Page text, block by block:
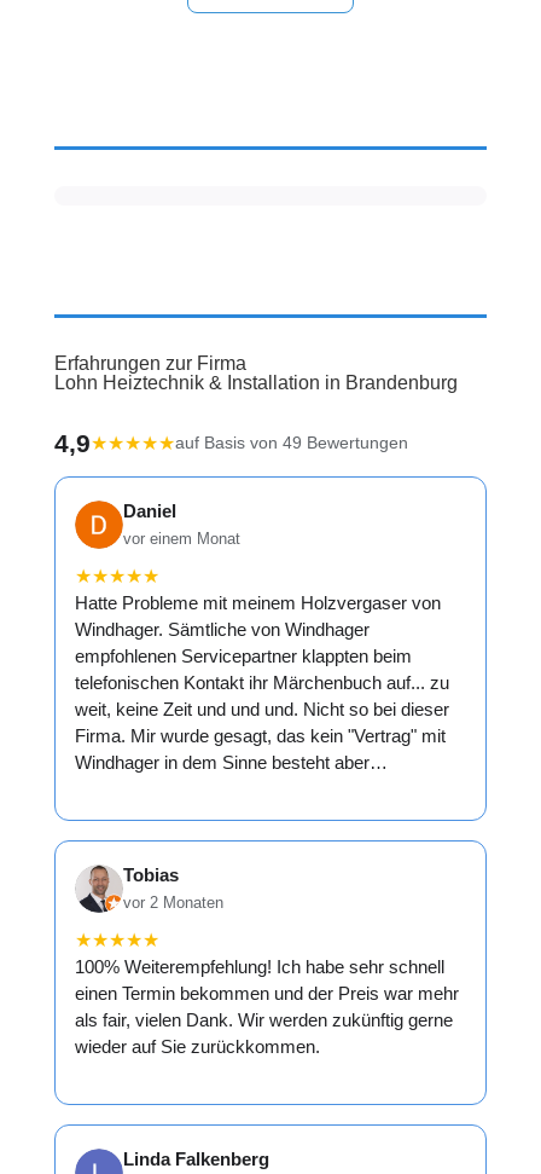
Sie diese bitte mit konkreten Details an und bleiben
Erfahrungen zur Firma
Lohn Heiztechnik & Installation in Brandenburg
4,9★★★★★auf Basis von 49 Bewertungen
Daniel
vor einem Monat
★★★★★
Hatte Probleme mit meinem Holzvergaser von
Windhager. Sämtliche von Windhager
empfohlenen Servicepartner klappten beim
telefonischen Kontakt ihr Märchenbuch auf... zu
weit, keine Zeit und und und. Nicht so bei dieser
Firma. Mir wurde gesagt, das kein "Vertrag" mit
Windhager in dem Sinne besteht aber…
Tobias
vor 2 Monaten
★★★★★
100% Weiterempfehlung! Ich habe sehr schnell
einen Termin bekommen und der Preis war mehr
als fair, vielen Dank. Wir werden zukünftig gerne
wieder auf Sie zurückkommen.
Linda Falkenberg